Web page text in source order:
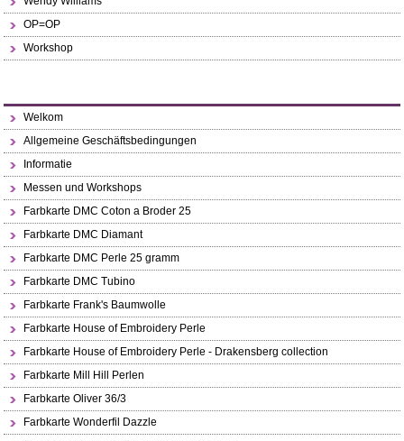
OP=OP
Workshop
Welkom
Allgemeine Geschäftsbedingungen
Informatie
Messen und Workshops
Farbkarte DMC Coton a Broder 25
Farbkarte DMC Diamant
Farbkarte DMC Perle 25 gramm
Farbkarte DMC Tubino
Farbkarte Frank's Baumwolle
Farbkarte House of Embroidery Perle
Farbkarte House of Embroidery Perle - Drakensberg collection
Farbkarte Mill Hill Perlen
Farbkarte Oliver 36/3
Farbkarte Wonderfil Dazzle